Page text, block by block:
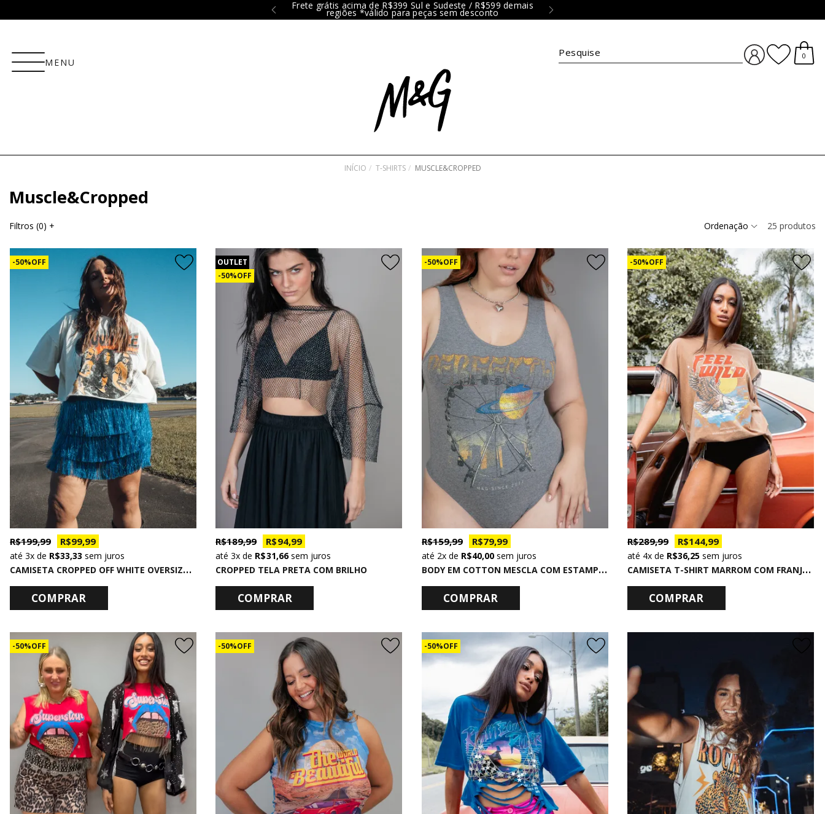
Frete grátis acima de R$399 Sul e Sudeste / R$599 demais
regiões *válido para peças sem desconto
MENU
0
INÍCIO T-SHIRTS MUSCLE&CROPPED
Muscle&Cropped
Filtros (0) + Ordenação 25 produtos
50% OFF
C
AMISETA CROPPED OFF WHITE OVERSIZED SOULMATE
R$ 199,99 R$ 99,99
3xde R$ 33,33 sem juros
COMPRAR
OUTLET
50% OFF
CROPPED TELA PRETA COM BRILHO
R$ 189,99 R$ 94,99
3x de R$ 31,66sem juros
COMPRAR
50% OFF
B
ODY EM COTTON MESCLA COM ESTAMPA PERFECTLY
R$ 159,99 R$ 79,99
2xde R$ 40,00 sem juros
COMPRAR
50% OFF
C
AMISETA T-SHIRT MARROM COM FRANJAS NA CAVA FEEL WILD
R$ 289,99 R$ 144,99
4xde R$ 36,25 sem juros
COMPRAR
50% OFF 50% OFF 50% OFF